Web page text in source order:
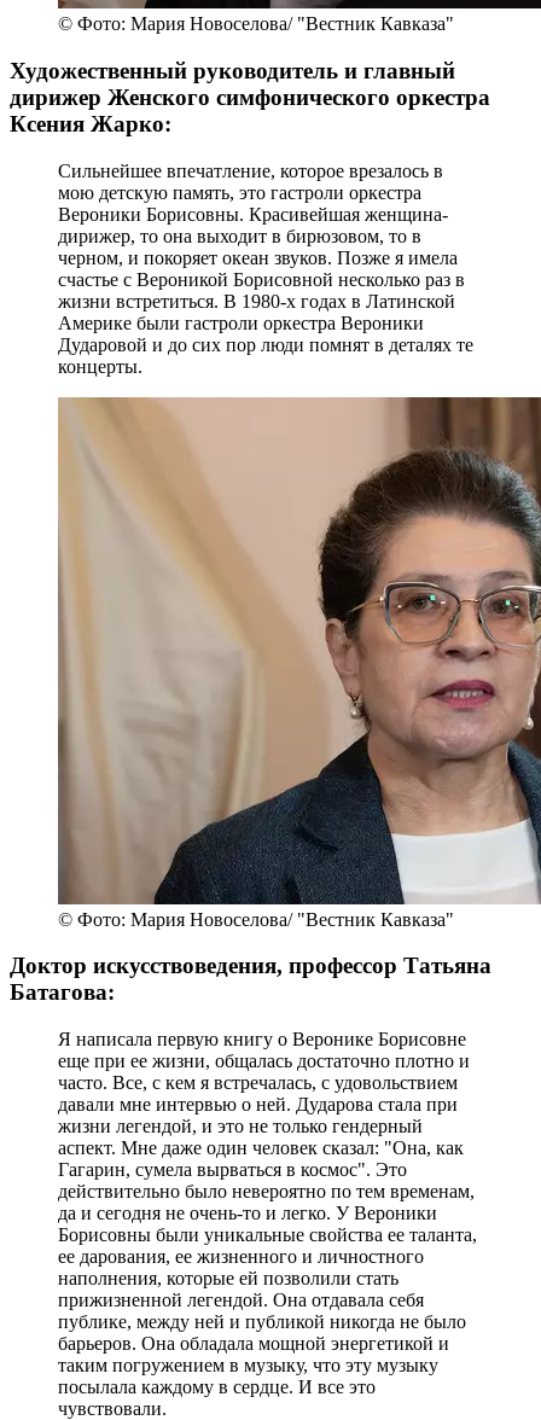
© Фото: Мария Новоселова/ "Вестник Кавказа"
Художественный руководитель и главный
дирижер Женского симфонического оркестра
Ксения Жарко:
Сильнейшее впечатление, которое врезалось в
мою детскую память, это гастроли оркестра
Вероники Борисовны. Красивейшая женщина-
дирижер, то она выходит в бирюзовом, то в
черном, и покоряет океан звуков. Позже я имела
счастье с Вероникой Борисовной несколько раз в
жизни встретиться. В 1980-х годах в Латинской
Америке были гастроли оркестра Вероники
Дударовой и до сих пор люди помнят в деталях те
концерты.
© Фото: Мария Новоселова/ "Вестник Кавказа"
Доктор искусствоведения, профессор Татьяна
Батагова:
Я написала первую книгу о Веронике Борисовне
еще при ее жизни, общалась достаточно плотно и
часто. Все, с кем я встречалась, с удовольствием
давали мне интервью о ней. Дударова стала при
жизни легендой, и это не только гендерный
аспект. Мне даже один человек сказал: "Она, как
Гагарин, сумела вырваться в космос". Это
действительно было невероятно по тем временам,
да и сегодня не очень-то и легко. У Вероники
Борисовны были уникальные свойства ее таланта,
ее дарования, ее жизненного и личностного
наполнения, которые ей позволили стать
прижизненной легендой. Она отдавала себя
публике, между ней и публикой никогда не было
барьеров. Она обладала мощной энергетикой и
таким погружением в музыку, что эту музыку
посылала каждому в сердце. И все это
чувствовали.